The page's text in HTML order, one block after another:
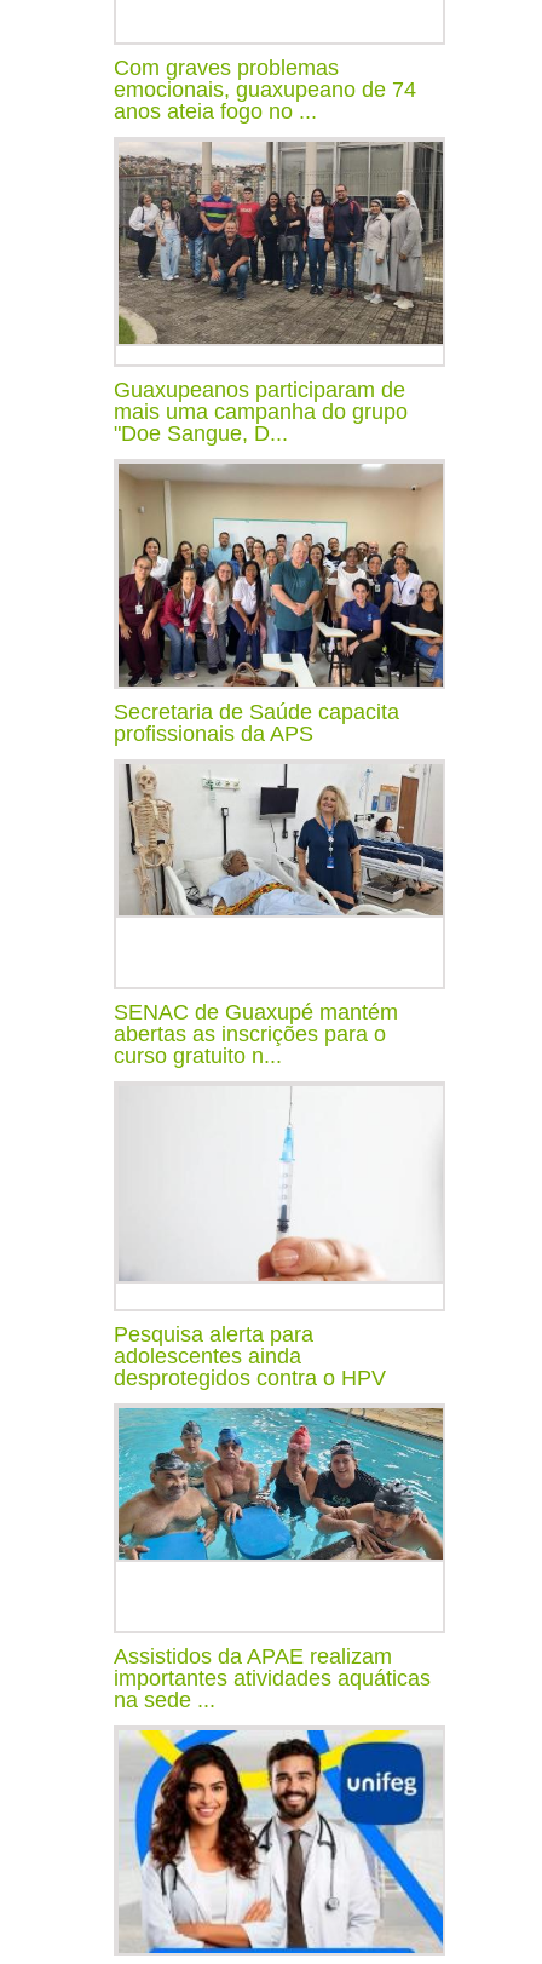
Com graves problemas
emocionais, guaxupeano de 74
anos ateia fogo no ...
Guaxupeanos participaram de
mais uma campanha do grupo
"Doe Sangue, D...
Secretaria de Saúde capacita
profissionais da APS
SENAC de Guaxupé mantém
abertas as inscrições para o
curso gratuito n...
Pesquisa alerta para
adolescentes ainda
desprotegidos contra o HPV
Assistidos da APAE realizam
importantes atividades aquáticas
na sede ...